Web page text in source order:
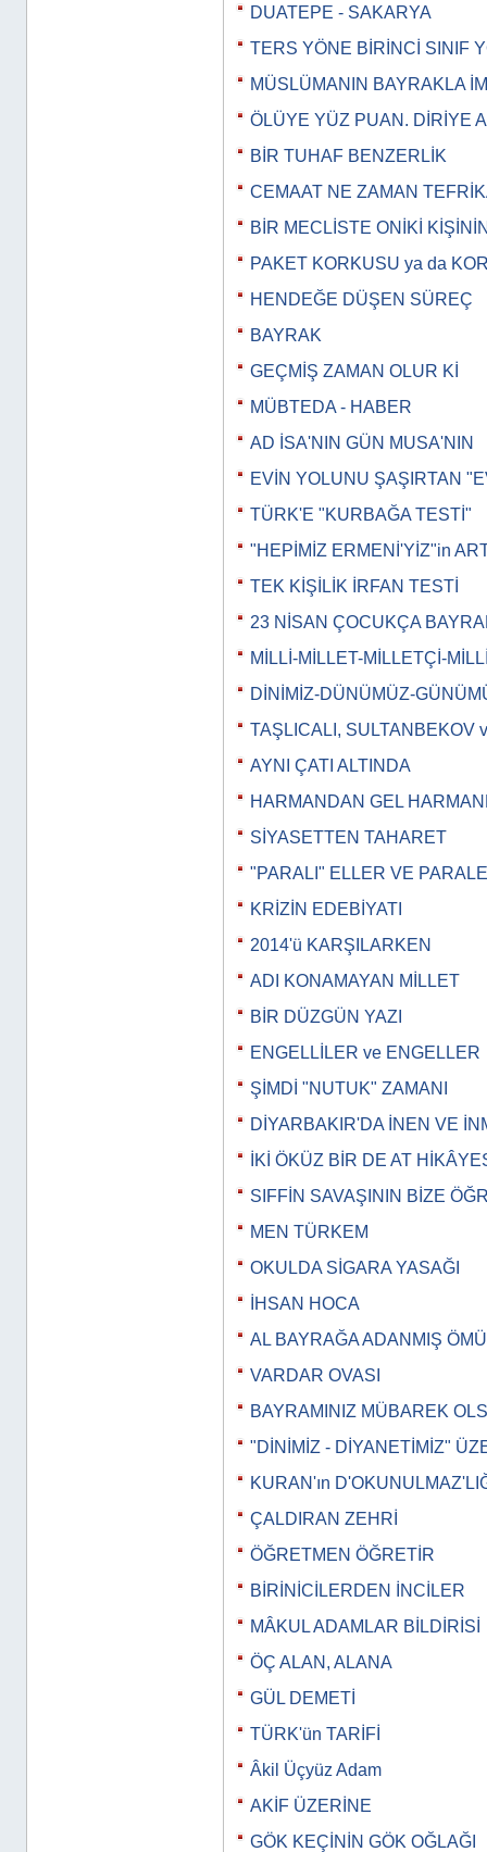
DUATEPE - SAKARYA
TERS YÖNE BİRİNCİ SINIF
MÜSLÜMANIN BAYRAKLA
ÖLÜYE YÜZ PUAN. DİRİYE
BİR TUHAF BENZERLİK
CEMAAT NE ZAMAN
BİR MECLİSTE ONİKİ
PAKET KORKUSU ya da
HENDEĞE DÜŞEN SÜREÇ
BAYRAK
GEÇMİŞ ZAMAN OLUR Kİ
MÜBTEDA - HABER
AD İSA'NIN GÜN MUSA'NIN
EVİN YOLUNU ŞAŞIRTAN
TÜRK'E "KURBAĞA TESTİ"
"HEPİMİZ ERMENİ'YİZ"in
TEK KİŞİLİK İRFAN TESTİ
23 NİSAN ÇOCUKÇA
MİLLİ-MİLLET-MİLLETÇİ-
DİNİMİZ-DÜNÜMÜZ-
TAŞLICALI, SULTANBEKOV
AYNI ÇATI ALTINDA
HARMANDAN GEL
SİYASETTEN TAHARET
"PARALI" ELLER VE
KRİZİN EDEBİYATI
2014'ü KARŞILARKEN
ADI KONAMAYAN MİLLET
BİR DÜZGÜN YAZI
ENGELLİLER ve ENGELLER
ŞİMDİ "NUTUK" ZAMANI
DİYARBAKIR'DA İNEN VE
İKİ ÖKÜZ BİR DE AT
SIFFİN SAVAŞININ BİZE
MEN TÜRKEM
OKULDA SİGARA YASAĞI
İHSAN HOCA
AL BAYRAĞA ADANMIŞ
VARDAR OVASI
BAYRAMINIZ MÜBAREK
"DİNİMİZ - DİYANETİMİZ"
KURAN'ın
ÇALDIRAN ZEHRİ
ÖĞRETMEN ÖĞRETİR
BİRİNİCİLERDEN İNCİLER
MÂKUL ADAMLAR BİLDİRİSİ
ÖÇ ALAN, ALANA
GÜL DEMETİ
TÜRK'ün TARİFİ
Âkil Üçyüz Adam
AKİF ÜZERİNE
GÖK KEÇİNİN GÖK OĞLAĞI